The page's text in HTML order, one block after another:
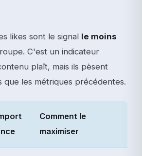
likes sont le signal le moins
C'est un indicateur
plaît, mais ils pèsent
que les métriques précédentes.
Comment le
maximiser